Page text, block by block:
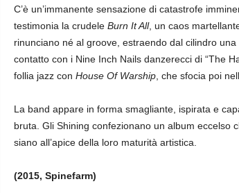
C’è un’immanente sensazione di catastrofe
testimonia la crudele Burn It All, un caos
rinunciano né al groove, estraendo dal cilindro una
contatto con i Nine Inch Nails danzerecci di “The
follia jazz con House Of Warship, che sfocia poi
La band appare in forma smagliante, ispirata e
bruta. Gli Shining confezionano un album eccelso
siano all’apice della loro maturità artistica.
(2015, Spinefarm)